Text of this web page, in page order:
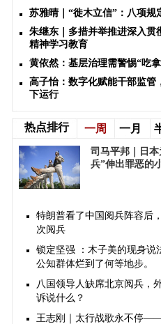
苏雅晴｜“徙木立信”：八项规
朱继东｜多措并举推进深入贯
精神学习教育
黄依然：基层治理需警惕“吃
高子怡：数字化赋能干部监管
下运行
热点排行 一周 一月
司马平邦｜日
兵”伸出罪恶的
特朗普看了中国阅兵阵容后
次阅兵
锁定坚强 ：木子美的现身说
公知群体烂到了何等地步。
八国领导人缺席北京阅兵，
诉说什么？
王志刚｜太行战歌永不停